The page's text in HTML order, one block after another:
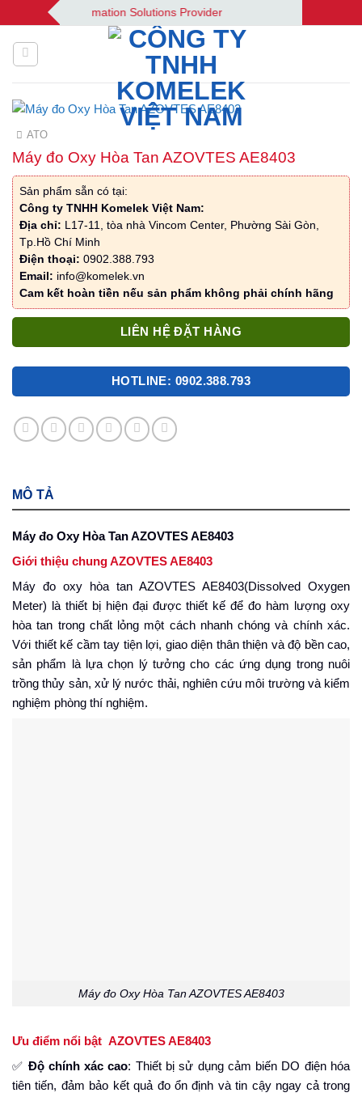
qua
nội
dung
| Your Automation Solutions Provider
ATO
Máy đo Oxy Hòa Tan AZOVTES AE8403
Sản phẩm sẵn có tại:
Công ty TNHH Komelek Việt Nam:
Địa chỉ: L17-11, tòa nhà Vincom Center, Phường Sài Gòn,
Tp.Hồ Chí Minh
Điện thoại: 0902.388.793
Email: info@komelek.vn
Cam kết hoàn tiền nếu sản phẩm không phải chính hãng
LIÊN HỆ ĐẶT HÀNG
HOTLINE: 0902.388.793
MÔ TẢ
Máy đo Oxy Hòa Tan AZOVTES AE8403
Giới thiệu chung AZOVTES AE8403
Máy đo oxy hòa tan AZOVTES AE8403(Dissolved Oxygen
Meter) là thiết bị hiện đại được thiết kế để đo hàm lượng oxy
hòa tan trong chất lỏng một cách nhanh chóng và chính xác.
Với thiết kế cầm tay tiện lợi, giao diện thân thiện và độ bền cao,
sản phẩm là lựa chọn lý tưởng cho các ứng dụng trong nuôi
trồng thủy sản, xử lý nước thải, nghiên cứu môi trường và kiểm
nghiệm phòng thí nghiệm.
Máy đo Oxy Hòa Tan AZOVTES AE8403
Ưu điểm nổi bật AZOVTES AE8403
✅ Độ chính xác cao: Thiết bị sử dụng cảm biến DO điện hóa
tiên tiến, đảm bảo kết quả đo ổn định và tin cậy ngay cả trong